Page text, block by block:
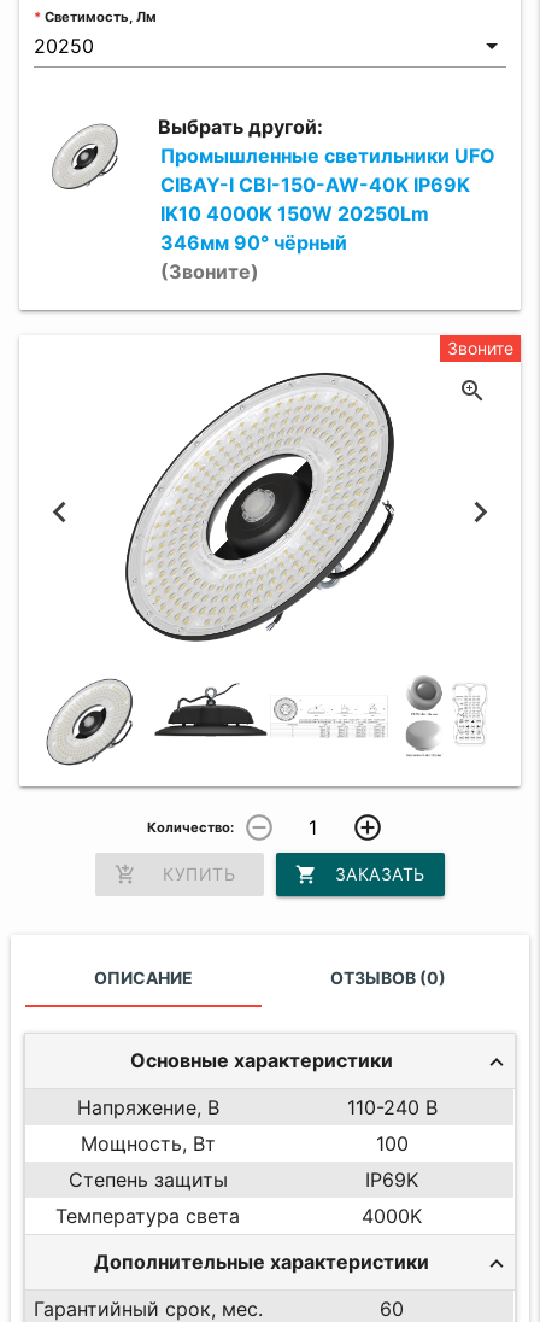
Светимость, Лм
Выбрать другой:
Промышленные светильники UFO
CIBAY-I CBI-150-AW-40K IP69K
IK10 4000K 150W 20250Lm
346мм 90° чёрный
(Звоните)
Звоните
Количество: remove_circle_outline add_circle_outline
add_shopping_cart КУПИТЬ shopping_cart ЗАКАЗАТЬ
ОПИСАНИЕ ОТЗЫВОВ (0)
Основные характеристики
Напряжение, В
110-240 В
Мощность, Вт
100
Степень защиты
IP69K
Температура света
4000K
Дополнительные характеристики
Гарантийный срок, мес.
60